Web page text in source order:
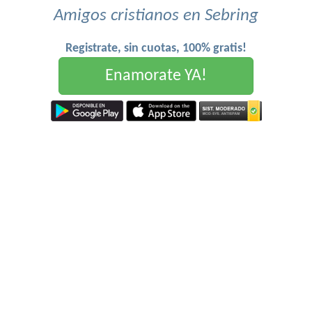
Amigos cristianos en Sebring
Registrate, sin cuotas, 100% gratis!
Enamorate YA!